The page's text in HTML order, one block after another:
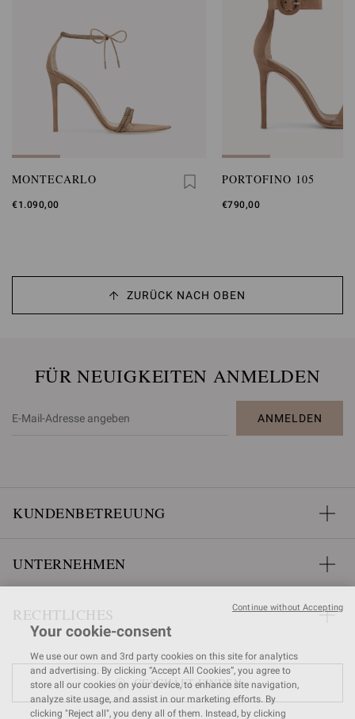
MONTECARLO
€1.090,00
PORTOFINO 105
€790,00
ZURÜCK NACH OBEN
FÜR NEUIGKEITEN ANMELDEN
ANMELDEN
KUNDENBETREUUNG
UNTERNEHMEN
RECHTLICHES
GESCHÄFT FINDEN
Your cookie-consent
We use our own and 3rd party cookies on this site for analytics
and advertising. By clicking “Accept All Cookies”, you agree to
store all our cookies on your device, to enhance site navigation,
analyze site usage, and assist in our marketing efforts. By
clicking "Reject all", you deny all of them. Instead, by clicking
Continue without Accepting